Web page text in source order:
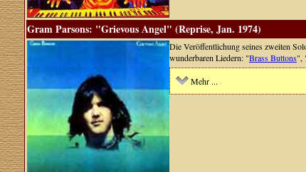
Gram Parsons: "Grievous Angel" (Reprise, Jan. 1974)
Die Veröffentlichung seines zweiten
wunderbaren Liedern: "Brass Buttons",
Mehr ...